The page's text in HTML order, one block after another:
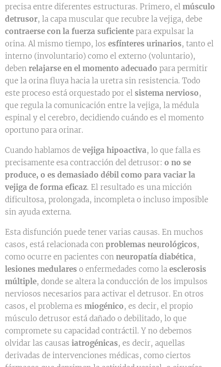
precisa entre diferentes estructuras. Primero, el músculo
detrusor, la capa muscular que recubre la vejiga, debe
contraerse con la fuerza suficiente para expulsar la
orina. Al mismo tiempo, los esfínteres urinarios, tanto el
interno (involuntario) como el externo (voluntario),
deben relajarse en el momento adecuado para permitir
que la orina fluya hacia la uretra sin resistencia. Todo
este proceso está orquestado por el sistema nervioso,
que regula la comunicación entre la vejiga, la médula
espinal y el cerebro, decidiendo cuándo es el momento
oportuno para orinar.
Cuando hablamos de vejiga hipoactiva, lo que falla es
precisamente esa contracción del detrusor: o no se
produce, o es demasiado débil como para vaciar la
vejiga de forma eficaz. El resultado es una micción
dificultosa, prolongada, incompleta o incluso imposible
sin ayuda externa.
Esta disfunción puede tener varias causas. En muchos
casos, está relacionada con problemas neurológicos,
como ocurre en pacientes con neuropatía diabética,
lesiones medulares o enfermedades como la esclerosis
múltiple, donde se altera la conducción de los impulsos
nerviosos necesarios para activar el detrusor. En otros
casos, el problema es miogénico, es decir, el propio
músculo detrusor está dañado o debilitado, lo que
compromete su capacidad contráctil. Y no debemos
olvidar las causas iatrogénicas, es decir, aquellas
derivadas de intervenciones médicas, como ciertos